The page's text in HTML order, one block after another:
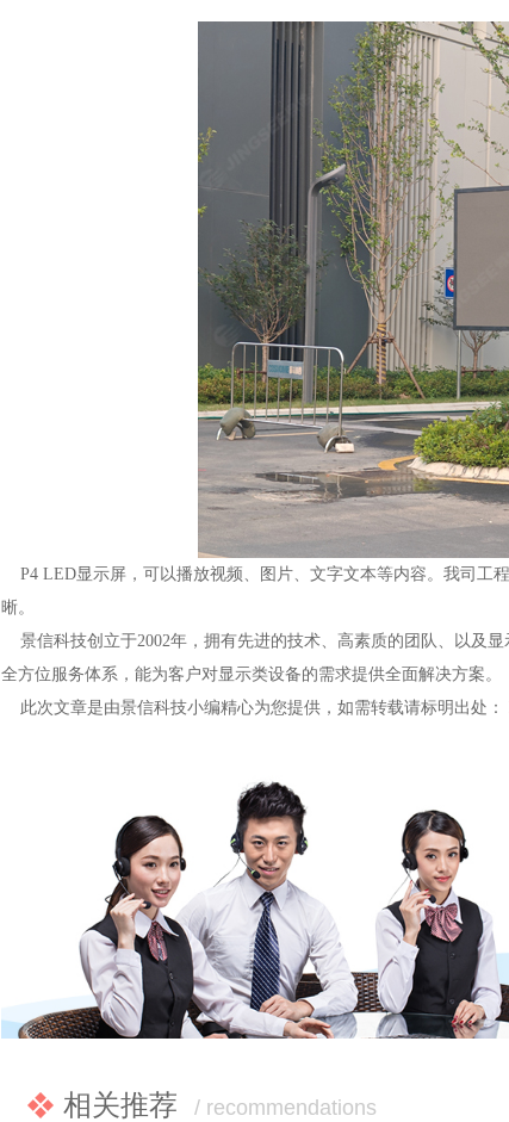
P4 LED显示屏，可以播放视频、图片、文字文本等内容。我司工
晰。
景信科技创立于2002年，拥有先进的技术、高素质的团队、以及
全方位服务体系，能为客户对显示类设备的需求提供全面解决方案。
此次文章是由景信科技小编精心为您提供，如需转载请标明出处：
相关推荐 / recommendations